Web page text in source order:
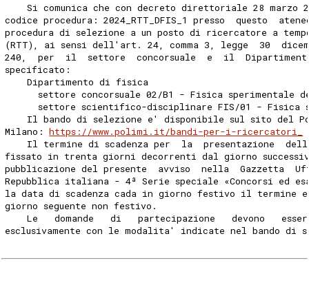
Si comunica che con decreto direttoriale 28 marzo
codice procedura: 2024_RTT_DFIS_1 presso  questo
procedura di selezione a un posto di ricercatore a
(RTT), ai sensi dell'art. 24, comma 3, legge  30
240,  per  il  settore  concorsuale  e  il
specificato:
    Dipartimento di fisica
settore concorsuale 02/B1 - Fisica sperimentale
settore scientifico-disciplinare FIS/01 - Fisica
Il bando di selezione e' disponibile sul sito del
Milano: https://www.polimi.it/bandi-per-i-ricercatori_
Il termine di scadenza per  la  presentazione
fissato in trenta giorni decorrenti dal giorno
pubblicazione del presente  avviso  nella  Gazzetta
Repubblica italiana - 4ª Serie speciale «Concorsi ed
la data di scadenza cada in giorno festivo il termine
giorno seguente non festivo.
Le   domande   di   partecipazione   devono
esclusivamente con le modalita' indicate nel bando di